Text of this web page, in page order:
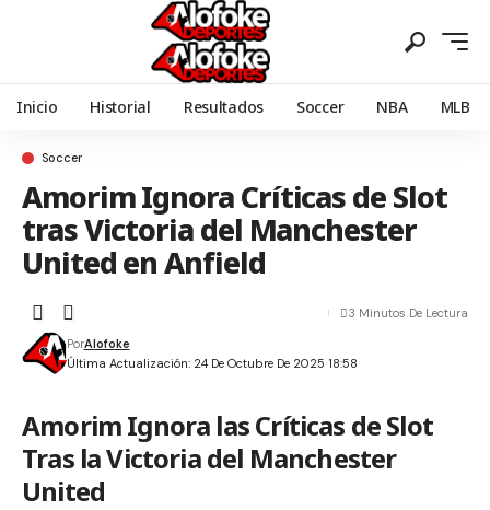
Inicio Historial Resultados Soccer NBA MLB
Soccer
Amorim Ignora Críticas de Slot
tras Victoria del Manchester
United en Anfield
Última Actualización: 24 De Octubre De 2025 18:58
PorAlofoke
3 Minutos De Lectura
Amorim Ignora las Críticas de Slot
Tras la Victoria del Manchester
United